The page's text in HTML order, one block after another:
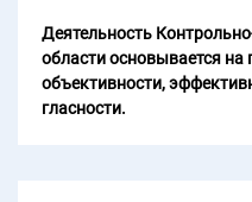
Деятельность
области основывается на
объективности,
гласности.